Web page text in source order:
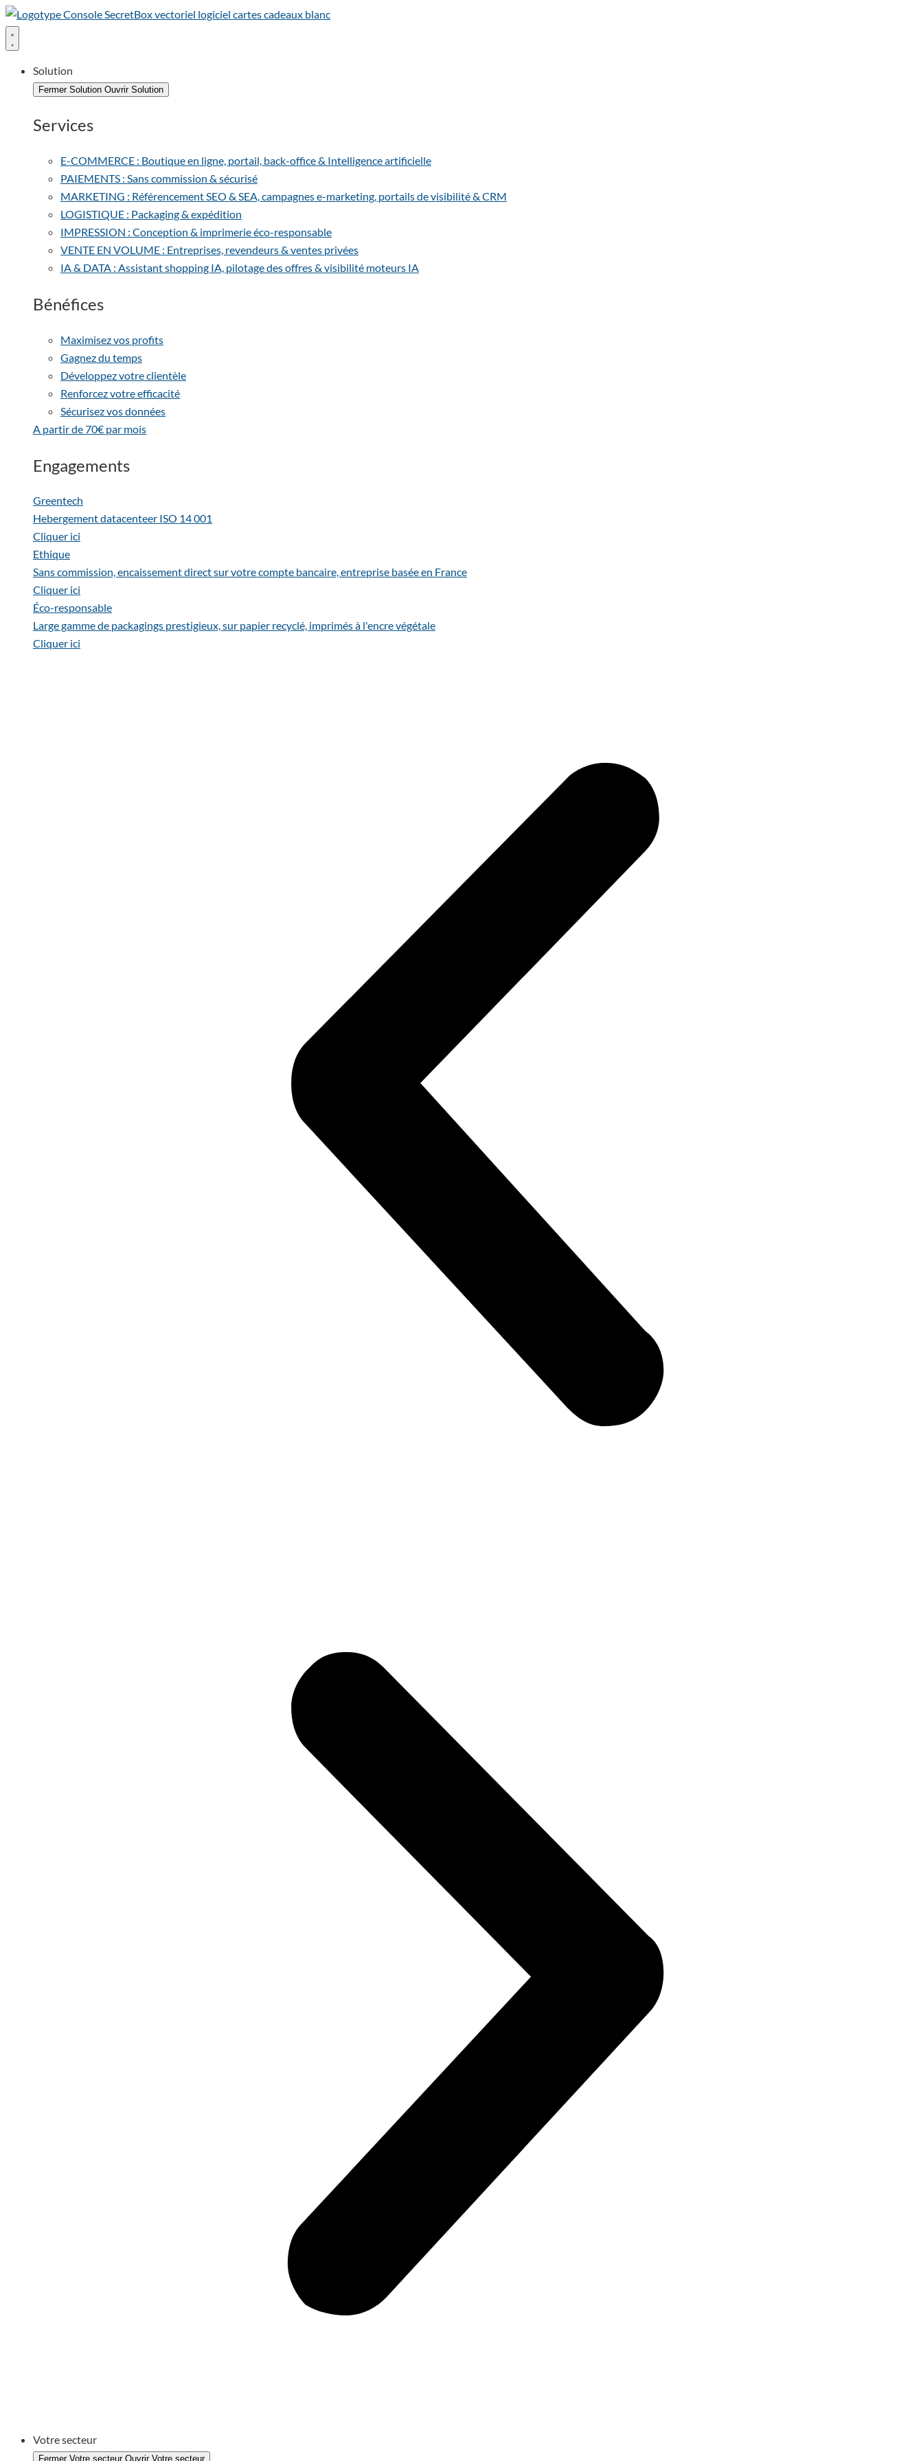
Solution
Fermer Solution Ouvrir Solution
Services
E-COMMERCE : Boutique en ligne, portail, back-office & Intelligence artificielle
PAIEMENTS : Sans commission & sécurisé
MARKETING : Référencement SEO & SEA, campagnes e-marketing, portails de visibilité & CRM
LOGISTIQUE : Packaging & expédition
IMPRESSION : Conception & imprimerie éco-responsable
VENTE EN VOLUME : Entreprises, revendeurs & ventes privées
IA & DATA : Assistant shopping IA, pilotage des offres & visibilité moteurs IA
Bénéfices
Maximisez vos profits
Gagnez du temps
Développez votre clientèle
Renforcez votre efficacité
Sécurisez vos données
A partir de 70€ par mois
Engagements
Greentech
Hebergement datacenteer ISO 14 001
Cliquer ici
Ethique
Sans commission, encaissement direct sur votre compte bancaire, entreprise basée en France
Cliquer ici
Éco-responsable
Large gamme de packagings prestigieux, sur papier recyclé, imprimés à l'encre végétale
Cliquer ici
Votre secteur
Fermer Votre secteur Ouvrir Votre secteur